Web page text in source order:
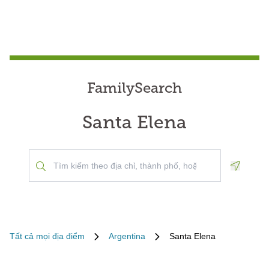
FamilySearch
Santa Elena
Tất cả mọi địa điểm Argentina Santa Elena